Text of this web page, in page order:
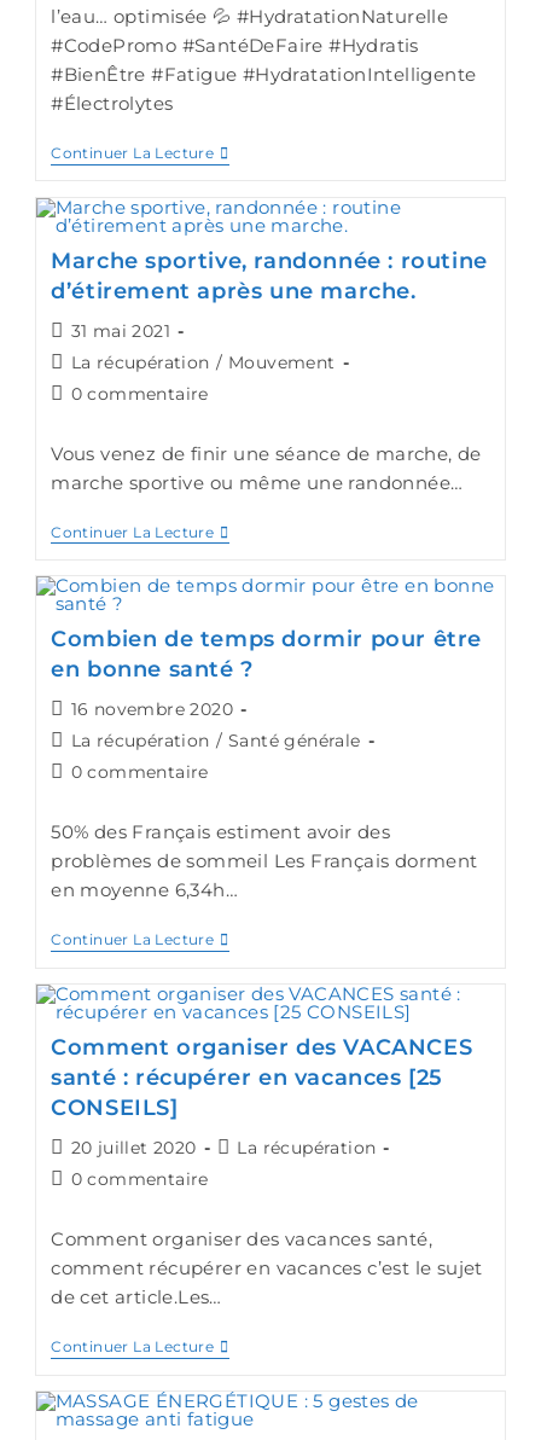
l’eau… optimisée 💦 #HydratationNaturelle
#CodePromo #SantéDeFaire #Hydratis
#BienÊtre #Fatigue #HydratationIntelligente
#Électrolytes
Continuer La Lecture
Marche sportive, randonnée : routine
d’étirement après une marche.
31 mai 2021
La récupération / Mouvement
0 commentaire
Vous venez de finir une séance de marche, de
marche sportive ou même une randonnée…
Continuer La Lecture
Combien de temps dormir pour être
en bonne santé ?
16 novembre 2020
La récupération / Santé générale
0 commentaire
50% des Français estiment avoir des
problèmes de sommeil Les Français dorment
en moyenne 6,34h…
Continuer La Lecture
Comment organiser des VACANCES
santé : récupérer en vacances [25
CONSEILS]
20 juillet 2020
La récupération
0 commentaire
Comment organiser des vacances santé,
comment récupérer en vacances c’est le sujet
de cet article.Les…
Continuer La Lecture